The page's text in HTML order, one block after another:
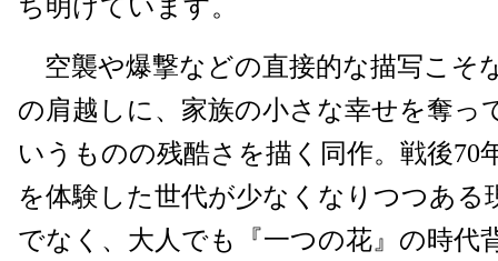
ち明けています。
空襲や爆撃などの直接的な描写こそ
の肩越しに、家族の小さな幸せを奪っ
いうものの残酷さを描く同作。戦後70
を体験した世代が少なくなりつつある
でなく、大人でも『一つの花』の時代